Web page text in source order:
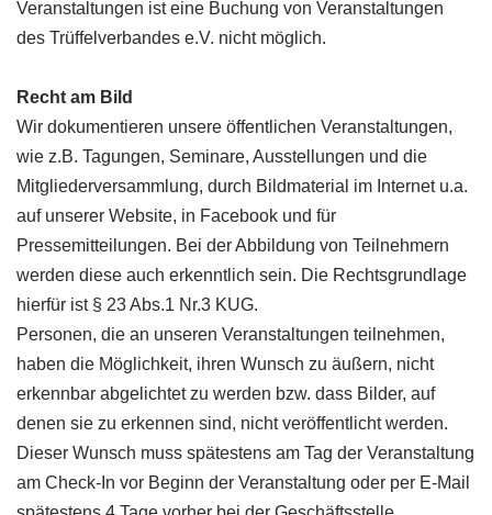
Veranstaltungen ist eine Buchung von Veranstaltungen
des Trüffelverbandes e.V. nicht möglich.
Recht am Bild
Wir dokumentieren unsere öffentlichen Veranstaltungen,
wie z.B. Tagungen, Seminare, Ausstellungen und die
Mitgliederversammlung, durch Bildmaterial im Internet u.a.
auf unserer Website, in Facebook und für
Pressemitteilungen. Bei der Abbildung von Teilnehmern
werden diese auch erkenntlich sein. Die Rechtsgrundlage
hierfür ist § 23 Abs.1 Nr.3 KUG.
Personen, die an unseren Veranstaltungen teilnehmen,
haben die Möglichkeit, ihren Wunsch zu äußern, nicht
erkennbar abgelichtet zu werden bzw. dass Bilder, auf
denen sie zu erkennen sind, nicht veröffentlicht werden.
Dieser Wunsch muss spätestens am Tag der Veranstaltung
am Check-In vor Beginn der Veranstaltung oder per E-Mail